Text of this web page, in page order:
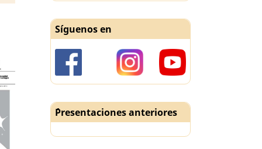
Síguenos en
´Presentaciones anteriores